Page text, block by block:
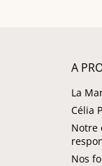
A
La
Célia
Notre
Nos